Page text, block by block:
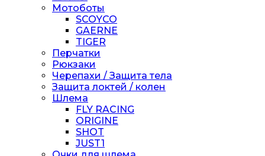
Мотоботы
SCOYCO
GAERNE
TIGER
Перчатки
Рюкзаки
Черепахи / Защита тела
Защита локтей / колен
Шлема
FLY RACING
ORIGINE
SHOT
JUST1